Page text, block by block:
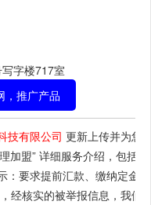
字楼717室
，推广产品
技有限公司 更新上传并为您
加盟” 详细服务介绍，包括价
：要求提前汇款、缴纳定金
，经核实的被举报信息，我们